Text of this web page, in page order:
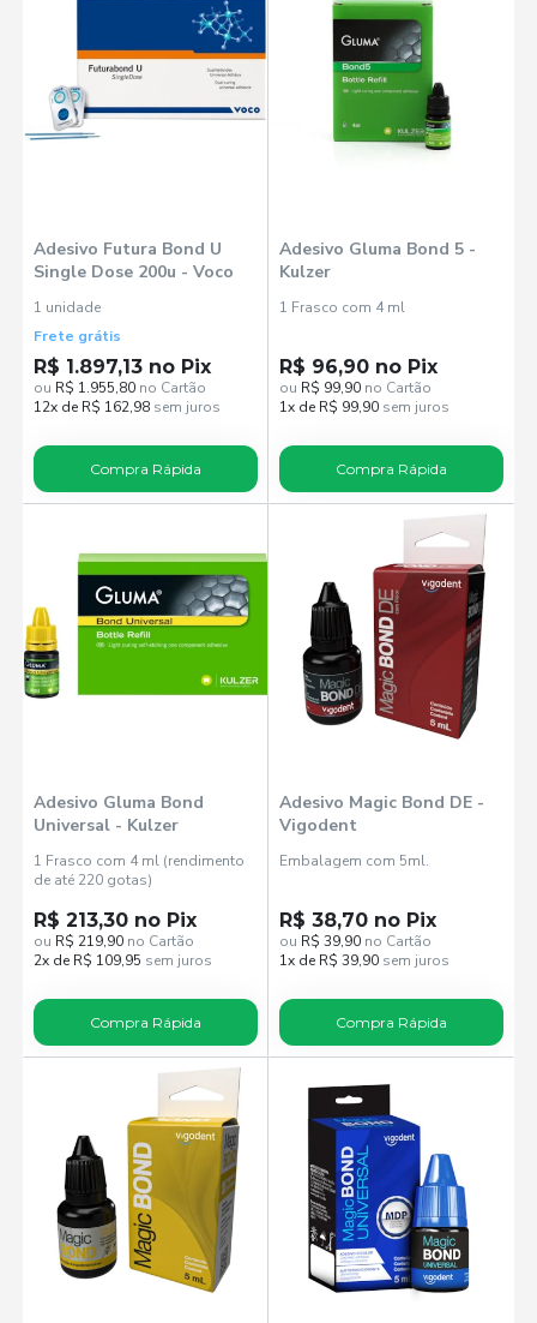
Adesivo Futura Bond U
Single Dose 200u - Voco
1 unidade
Frete grátis
R$ 1.897,13 no Pix
ou R$ 1.955,80 no Cartão
12x de R$ 162,98 sem juros
Compra Rápida
Adesivo Gluma Bond 5 -
Kulzer
1 Frasco com 4 ml
R$ 96,90 no Pix
ou R$ 99,90 no Cartão
1x de R$ 99,90 sem juros
Compra Rápida
Adesivo Gluma Bond
Universal - Kulzer
1 Frasco com 4 ml (rendimento
de até 220 gotas)
R$ 213,30 no Pix
ou R$ 219,90 no Cartão
2x de R$ 109,95 sem juros
Compra Rápida
Adesivo Magic Bond DE -
Vigodent
Embalagem com 5ml.
R$ 38,70 no Pix
ou R$ 39,90 no Cartão
1x de R$ 39,90 sem juros
Compra Rápida